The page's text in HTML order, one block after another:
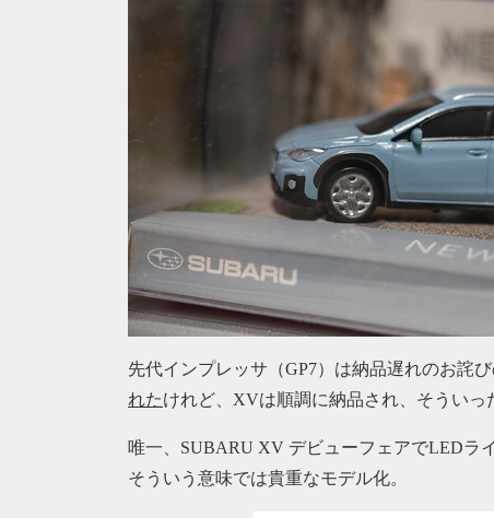
先代インプレッサ（GP7）は納品遅れのお詫
れたけれど、XVは順調に納品され、そういっ
唯一、SUBARU XV デビューフェアでLEDラ
そういう意味では貴重なモデル化。